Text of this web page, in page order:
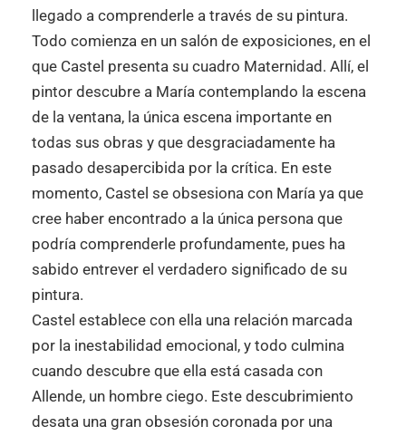
llegado a comprenderle a través de su pintura.
Todo comienza en un salón de exposiciones, en el
que Castel presenta su cuadro Maternidad. Allí, el
pintor descubre a María contemplando la escena
de la ventana, la única escena importante en
todas sus obras y que desgraciadamente ha
pasado desapercibida por la crítica. En este
momento, Castel se obsesiona con María ya que
cree haber encontrado a la única persona que
podría comprenderle profundamente, pues ha
sabido entrever el verdadero significado de su
pintura.
Castel establece con ella una relación marcada
por la inestabilidad emocional, y todo culmina
cuando descubre que ella está casada con
Allende, un hombre ciego. Este descubrimiento
desata una gran obsesión coronada por una